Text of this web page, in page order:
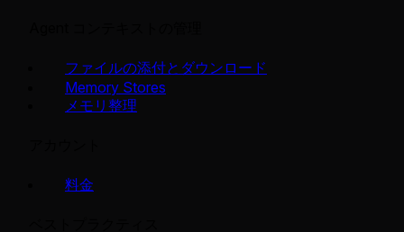
ファイルの添付とダウンロード
Memory Stores
メモリ整理
料金